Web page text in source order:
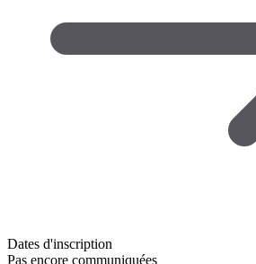
Dates d'inscription
Pas encore communiquées